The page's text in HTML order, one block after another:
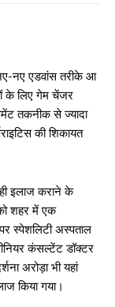
नए एडवांस तरीके आ
के लिए गेम चेंजर
तकनीक से ज्यादा
की शिकायत
इलाज कराने के
शहर में एक
स्पेशलिटी अस्पताल
कंसल्टेंट डॉक्टर
अरोड़ा भी यहां
किया गया।